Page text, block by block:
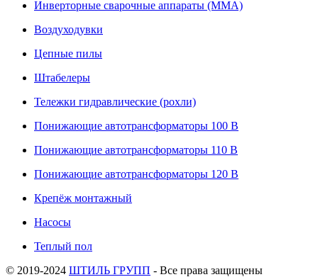
Инверторные сварочные аппараты (ММА)
Воздуходувки
Цепные пилы
Штабелеры
Тележки гидравлические (рохли)
Понижающие автотрансформаторы 100 В
Понижающие автотрансформаторы 110 В
Понижающие автотрансформаторы 120 В
Крепёж монтажный
Насосы
Теплый пол
© 2019-2024 ШТИЛЬ ГРУПП - Все права защищены